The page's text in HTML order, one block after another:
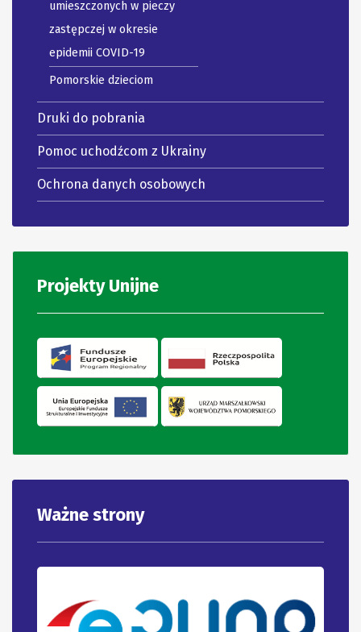
umieszczonych w pieczy
zastępczej w okresie
epidemii COVID-19
Pomorskie dzieciom
Druki do pobrania
Pomoc uchodźcom z Ukrainy
Ochrona danych osobowych
Projekty Unijne
Ważne strony